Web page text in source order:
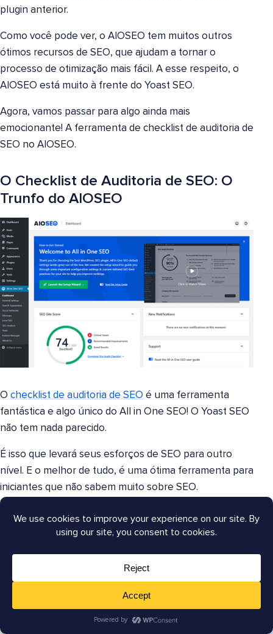
plugin anterior.
Como você pode ver, o AIOSEO tem muitos outros
ótimos recursos de SEO, que ajudam a tornar o
processo de otimização mais fácil. A esse respeito, o
AIOSEO está muito à frente do Yoast SEO.
Agora, vamos passar para algo ainda mais
emocionante! A ferramenta de checklist de auditoria de
SEO no AIOSEO.
O Checklist de Auditoria de SEO: O
Trunfo do AIOSEO
O checklist de auditoria de SEO é uma ferramenta
fantástica e algo único do All in One SEO! O Yoast SEO
não tem nada parecido.
É isso que levará seus esforços de SEO para outro
nível. E o melhor de tudo, é uma ótima ferramenta para
iniciantes que não sabem muito sobre SEO.
Ele permite que você analise seu site em segundos e
identifica erros críticos que podem inibir as
analisar o SEO dos seus
concorrentes, para que você possa descobrir quais
palavras-chave eles estão usando.
Para esclarecer, o checklist de auditoria de SEO